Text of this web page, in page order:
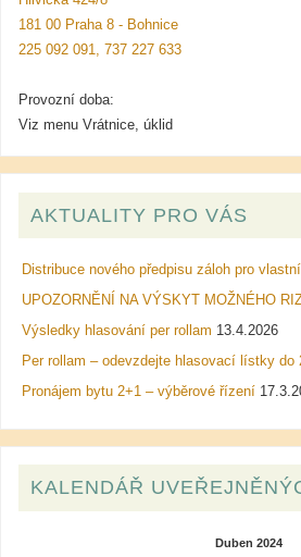
181 00 Praha 8 - Bohnice
225 092 091, 737 227 633
Provozní doba:
Viz menu Vrátnice, úklid
AKTUALITY PRO VÁS
Distribuce nového předpisu záloh pro
UPOZORNĚNÍ NA VÝSKYT MOŽNÉHO
Výsledky hlasování per rollam 13.4.2026
Per rollam – odevzdejte hlasovací lístky do
Pronájem bytu 2+1 – výběrové řízení
KALENDÁŘ
Duben 2024